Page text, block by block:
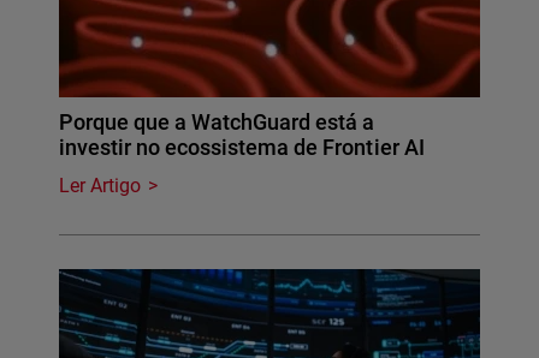
Porque que a WatchGuard está a
investir no ecossistema de Frontier AI
Ler Artigo